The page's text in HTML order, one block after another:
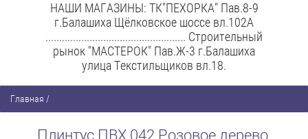
НАШИ МАГАЗИНЫ: ТК"ПЕХОРКА" Пав.8-9
г.Балашиха Щёлковское шоссе вл.102А
................................................... Строительный
рынок "МАСТЕРОК" Пав.Ж-3 г.Балашиха
улица Текстильщиков вл.18.
Главная /
Плинтус ПВХ 042 Розовое дерево,